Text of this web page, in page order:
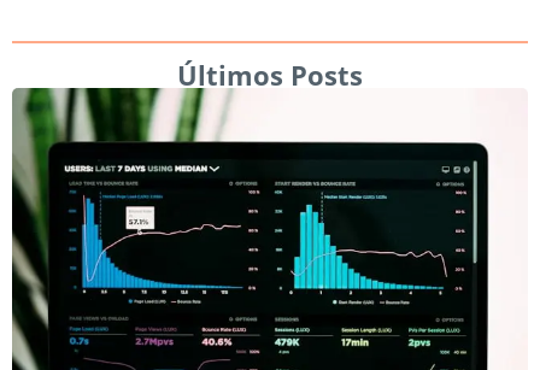
Últimos Posts